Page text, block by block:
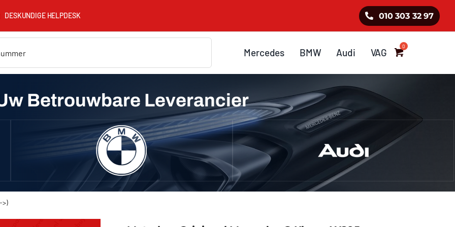
DESKUNDIGE HELPDESK 010 303 32 97
Mercedes BMW Audi VAG
Betrouwbare Leverancier
>)